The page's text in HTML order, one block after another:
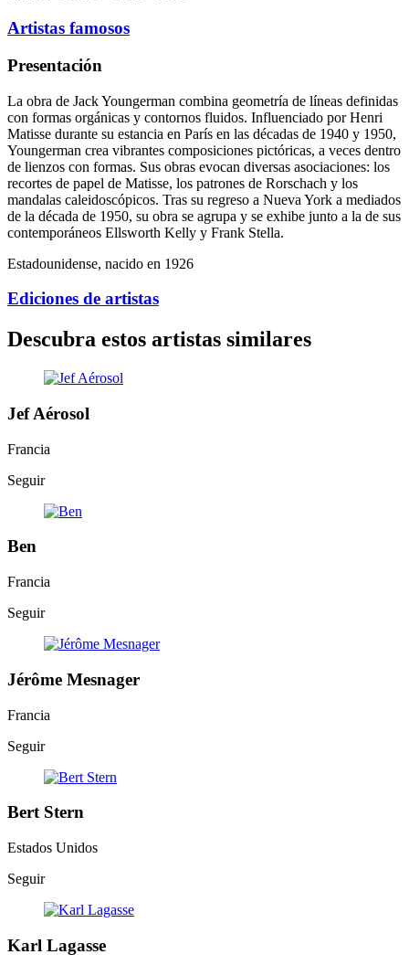
Artistas famosos
Presentación
La obra de Jack Youngerman combina geometría de líneas definidas
con formas orgánicas y contornos fluidos. Influenciado por Henri
Matisse durante su estancia en París en las décadas de 1940 y 1950,
Youngerman crea vibrantes composiciones pictóricas, a veces dentro
de lienzos con formas. Sus obras evocan diversas asociaciones: los
recortes de papel de Matisse, los patrones de Rorschach y los
mandalas caleidoscópicos. Tras su regreso a Nueva York a mediados
de la década de 1950, su obra se agrupa y se exhibe junto a la de sus
contemporáneos Ellsworth Kelly y Frank Stella.
Estadounidense, nacido en 1926
Ediciones de artistas
Descubra estos artistas similares
Jef Aérosol
Francia
Seguir
Ben
Francia
Seguir
Jérôme Mesnager
Francia
Seguir
Bert Stern
Estados Unidos
Seguir
Karl Lagasse